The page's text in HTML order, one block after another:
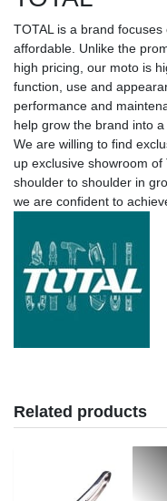
TOTAL is a brand
affordable. Unlike the
high pricing, our moto is
function, use and
performance and
help grow the brand into
We are willing to find
up exclusive showroom
shoulder to shoulder in
we are confident to
Related products